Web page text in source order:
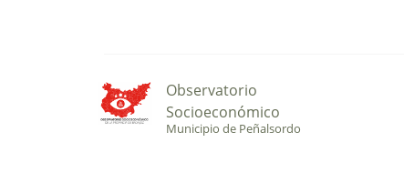
Observatorio
Socioeconómico
Municipio de Peñalsordo